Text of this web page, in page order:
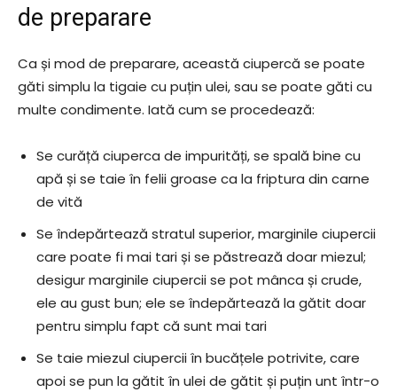
de preparare
Ca și mod de preparare, această ciupercă se poate
găti simplu la tigaie cu puțin ulei, sau se poate găti cu
multe condimente. Iată cum se procedează:
Se curăță ciuperca de impurități, se spală bine cu
apă și se taie în felii groase ca la friptura din carne
de vită
Se îndepărtează stratul superior, marginile ciupercii
care poate fi mai tari și se păstrează doar miezul;
desigur marginile ciupercii se pot mânca și crude,
ele au gust bun; ele se îndepărtează la gătit doar
pentru simplu fapt că sunt mai tari
Se taie miezul ciupercii în bucățele potrivite, care
apoi se pun la gătit în ulei de gătit și puțin unt într-o